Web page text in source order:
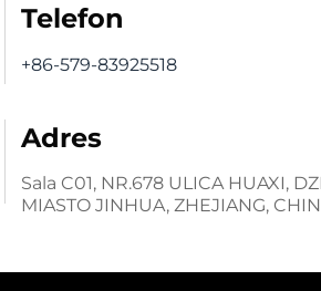
Telefon
+86-579-83925518
Adres
Sala C01, NR.678 ULICA HUAXI,
MIASTO JINHUA, ZHEJIANG,